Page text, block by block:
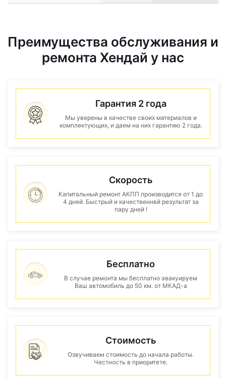
Преимущества обслуживания и
ремонта Хендай у нас
Гарантия 2 года
Мы уверены в качестве своих материалов и
комплектующих, и даем на них гарантию 2 года.
Скорость
Капитальный ремонт АКПП производится от 1 до
4 дней. Быстрый и качественнвй результат за
пару дней !
Бесплатно
В случае ремонта мы бесплатно эвакуируем
Ваш автомобиль до 50 км. от МКАД-а
Стоимость
Озвучиваем стоимость до начала работы.
Честность в приоритете.